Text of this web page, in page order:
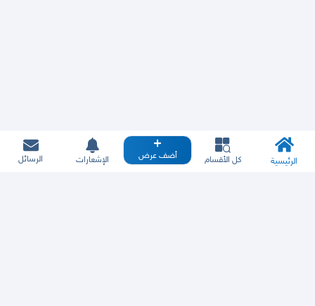
الرئيسية كل الأقسام أضف عرض الإشعارات الرسائل